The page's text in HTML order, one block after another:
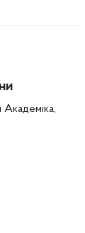
Академіка,